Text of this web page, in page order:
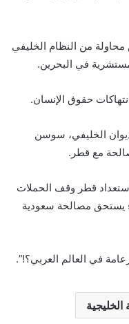
من النظام الخليفي
في البحرين.
حقوق الإنسان.
الخليفي، سوسن
مع قطر.
قطر وقف الحملات
يستحق مصالحة سعودية
في العالم العربي؟!”.